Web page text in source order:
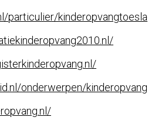
particulier/
onderwerpen/kinderopvang